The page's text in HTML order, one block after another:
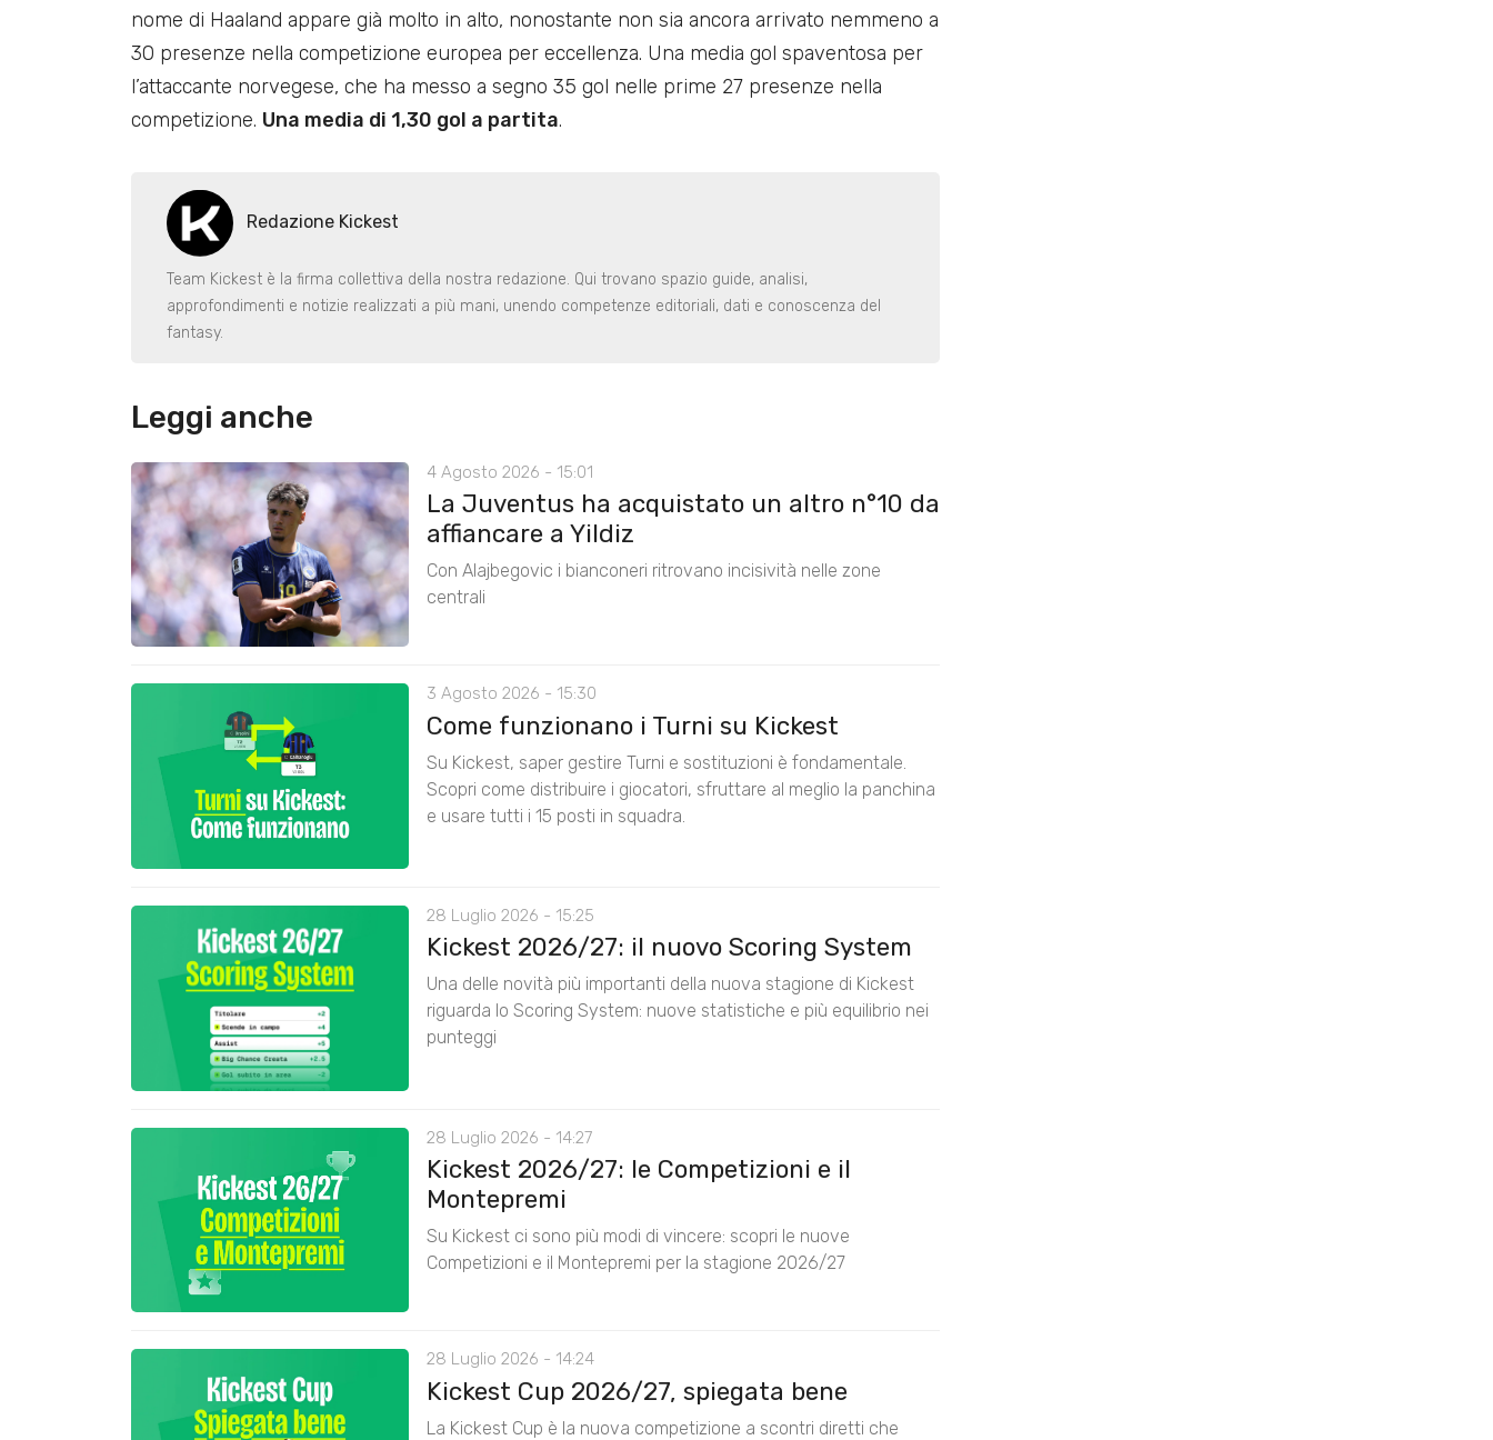
nome di Haaland appare già molto in alto, nonostante non sia ancora arrivato nemmeno a
30 presenze nella competizione europea per eccellenza. Una media gol spaventosa per
l’attaccante norvegese, che ha messo a segno 35 gol nelle prime 27 presenze nella
competizione. Una media di 1,30 gol a partita.
Redazione Kickest
Team Kickest è la firma collettiva della nostra redazione. Qui trovano spazio guide, analisi,
approfondimenti e notizie realizzati a più mani, unendo competenze editoriali, dati e conoscenza del
fantasy.
Leggi anche
4 Agosto 2026 - 15:01
La Juventus ha acquistato un altro n°10 da
affiancare a Yildiz
Con Alajbegovic i bianconeri ritrovano incisività nelle zone
centrali
3 Agosto 2026 - 15:30
Come funzionano i Turni su Kickest
Su Kickest, saper gestire Turni e sostituzioni è fondamentale.
Scopri come distribuire i giocatori, sfruttare al meglio la panchina
e usare tutti i 15 posti in squadra.
28 Luglio 2026 - 15:25
Kickest 2026/27: il nuovo Scoring System
Una delle novità più importanti della nuova stagione di Kickest
riguarda lo Scoring System: nuove statistiche e più equilibrio nei
punteggi
28 Luglio 2026 - 14:27
Kickest 2026/27: le Competizioni e il
Montepremi
Su Kickest ci sono più modi di vincere: scopri le nuove
Competizioni e il Montepremi per la stagione 2026/27
28 Luglio 2026 - 14:24
Kickest Cup 2026/27, spiegata bene
La Kickest Cup è la nuova competizione a scontri diretti che